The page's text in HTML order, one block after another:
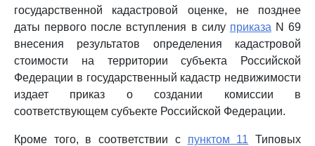
государственной кадастровой оценке, не позднее
даты первого после вступления в силу приказа N 69
внесения результатов определения кадастровой
стоимости на территории субъекта Российской
Федерации в государственный кадастр недвижимости
издает приказ о создании комиссии в
соответствующем субъекте Российской Федерации.
Кроме того, в соответствии с пунктом 11 Типовых